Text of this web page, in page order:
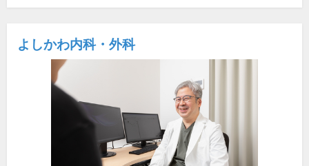
よしかわ内科・外科